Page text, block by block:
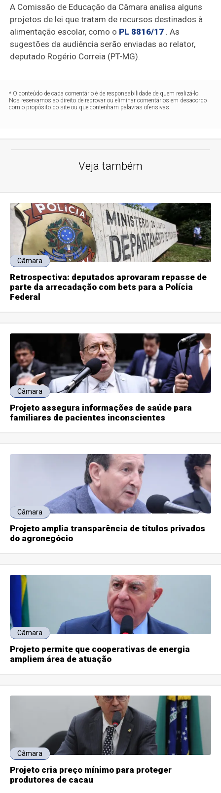
A Comissão de Educação da Câmara analisa alguns
projetos de lei que tratam de recursos destinados à
alimentação escolar, como o PL 8816/17 . As
sugestões da audiência serão enviadas ao relator,
deputado Rogério Correia (PT-MG).
* O conteúdo de cada comentário é de responsabilidade de quem realizá-lo.
Nos reservamos ao direito de reprovar ou eliminar comentários em desacordo
com o propósito do site ou que contenham palavras ofensivas.
Veja também
Câmara
Retrospectiva: deputados aprovaram repasse de
parte da arrecadação com bets para a Polícia
Federal
Câmara
Projeto assegura informações de saúde para
familiares de pacientes inconscientes
Câmara
Projeto amplia transparência de títulos privados
do agronegócio
Câmara
Projeto permite que cooperativas de energia
ampliem área de atuação
Câmara
Projeto cria preço mínimo para proteger
produtores de cacau